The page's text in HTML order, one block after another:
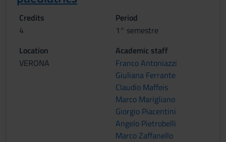
Credits
4
Period
1° semestre
Location
VERONA
Academic staff
Franco Antoniazzi
Giuliana Ferrante
Claudio Maffeis
Marco Marigliano
Giorgio Piacentini
Angelo Pietrobelli
Marco Zaffanello